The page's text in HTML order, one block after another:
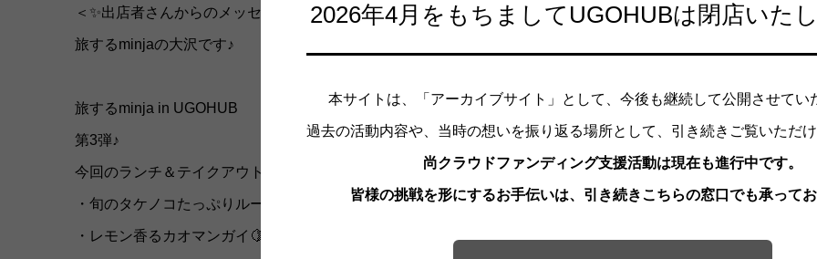
＜✨出店者さんからのメッセージ✨＞
旅するminjaの大沢です♪
旅するminja in UGOHUB
第3弾♪
今回のランチ＆テイクアウトメニューは
・旬のタケノコたっぷりルーローハン
・レモン香るカオマンガイ🍋
2026年4月をもちましてUGOHUBは閉店いたし
本サイトは、「アーカイブサイト」として、今後も継続して公開させてい
過去の活動内容や、当時の想いを振り返る場所として、引き続きご覧いただけ
尚クラウドファンディング支援活動は現在も進行中です。
皆様の挑戦を形にするお手伝いは、引き続きこちらの窓口でも承ってお